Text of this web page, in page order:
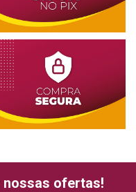
nossas ofertas!